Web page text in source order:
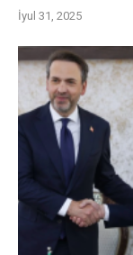
İyul 31, 2025